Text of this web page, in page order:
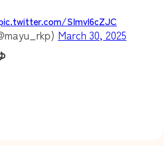
SImvl6cZJC
March 30, 2025